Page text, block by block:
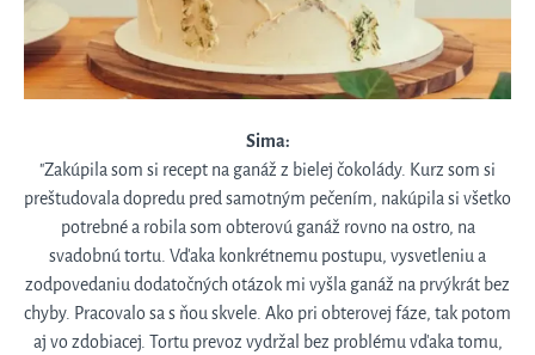
Sima:
"Zakúpila som si recept na ganáž z bielej čokolády. Kurz som si
preštudovala dopredu pred samotným pečením, nakúpila si všetko
potrebné a robila som obterovú ganáž rovno na ostro, na
svadobnú tortu. Vďaka konkrétnemu postupu, vysvetleniu a
zodpovedaniu dodatočných otázok mi vyšla ganáž na prvýkrát bez
chyby. Pracovalo sa s ňou skvele. Ako pri obterovej fáze, tak potom
aj vo zdobiacej. Tortu prevoz vydržal bez problému vďaka tomu,